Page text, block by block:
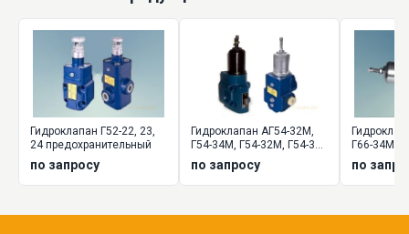
Гидроклапан Г52-22, 23,
24 предохранительный
по запросу
Гидроклапан АГ54-32М,
Г54-34М, Г54-32М, Г54-34,
по запросу
Г66-34М,
по